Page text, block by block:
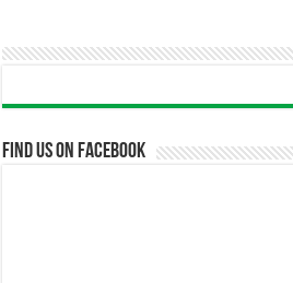
Find us on Facebook